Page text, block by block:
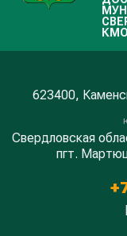
623400,
Свердловская
пгт.